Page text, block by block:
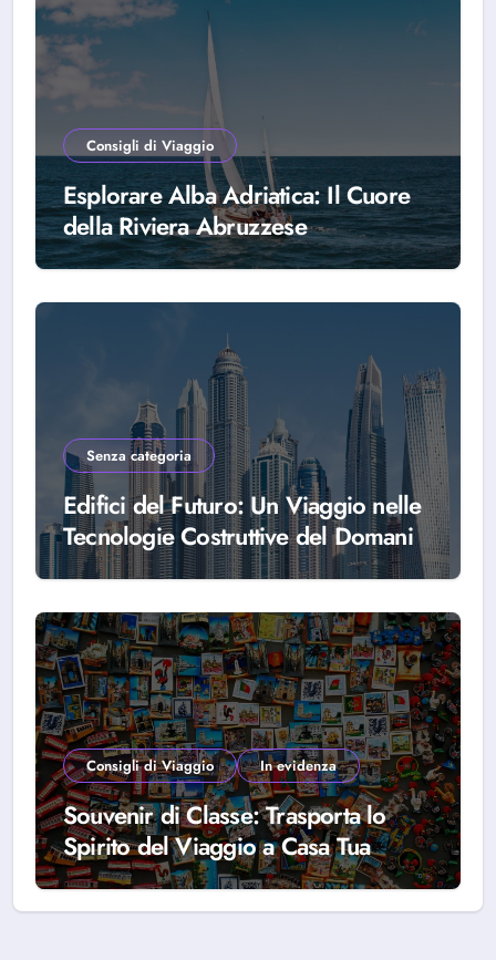
Consigli di Viaggio
Esplorare Alba Adriatica: Il Cuore
della Riviera Abruzzese
Senza categoria
Edifici del Futuro: Un Viaggio nelle
Tecnologie Costruttive del Domani
Consigli di Viaggio In evidenza
Souvenir di Classe: Trasporta lo
Spirito del Viaggio a Casa Tua